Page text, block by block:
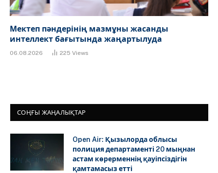
Мектеп пәндерінің мазмұны жасанды
интеллект бағытында жаңартылуда
06.08.2026 225 Views
СОҢҒЫ ЖАҢАЛЫҚТАР
Open Air: Қызылорда облысы
полиция департаменті 20 мыңнан
астам көрерменнің қауіпсіздігін
қамтамасыз етті